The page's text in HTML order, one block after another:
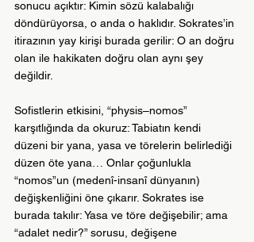
sonucu açıktır: Kimin sözü kalabalığı
döndürüyorsa, o anda o haklıdır. Sokrates’in
itirazının yay kirişi burada gerilir: O an doğru
olan ile hakikaten doğru olan aynı şey
değildir.
Sofistlerin etkisini, “physis–nomos”
karşıtlığında da okuruz: Tabiatın kendi
düzeni bir yana, yasa ve törelerin belirlediği
düzen öte yana… Onlar çoğunlukla
“nomos”un (medenî-insanî dünyanın)
değişkenliğini öne çıkarır. Sokrates ise
burada takılır: Yasa ve töre değişebilir; ama
“adalet nedir?” sorusu, değişene